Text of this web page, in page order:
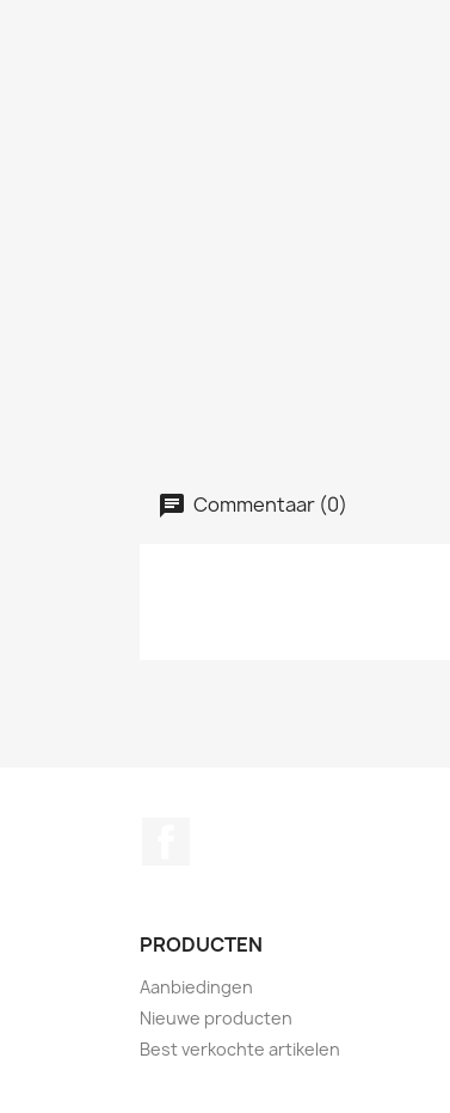
Commentaar (0)
PRODUCTEN
Aanbiedingen
Nieuwe producten
Best verkochte artikelen